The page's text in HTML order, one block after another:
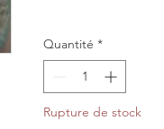
Quantité *
Rupture de stock